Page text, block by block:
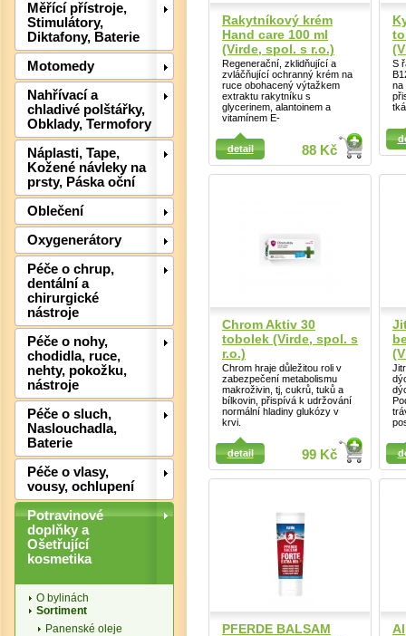
Měřící přístroje,
Stimulátory,
Diktafony, Baterie
Motomedy
Nahřívací a
chladivé polštářky,
Obklady, Termofory
Náplasti, Tape,
Kožené návleky na
prsty, Páska oční
Oblečení
Oxygenerátory
Péče o chrup,
dentální a
chirurgické
nástroje
Péče o nohy,
chodidla, ruce,
nehty, pokožku,
nástroje
Péče o sluch,
Naslouchadla,
Baterie
Péče o vlasy,
vousy, ochlupení
Potravinové
doplňky a
Ošetřující
kosmetika
O bylinách
Sortiment
Panenské oleje
Rakytníkový krém
Hand care 100 ml
(Virde, spol. s r.o.)
Regenerační, zklidňující a
zvláčňující ochranný krém na
ruce obohacený výtažkem
extraktu rakytníku s
glycerinem, alantoinem a
vitamínem E-
88 Kč
detail
S
na
Detail
Chrom Aktiv 30
tobolek (Virde, spol. s
r.o.)
Chrom hraje důležitou roli v
zabezpečení metabolismu
makroživin, tj, cukrů, tuků a
bílkovin, přispívá k udržování
normální hladiny glukózy v
krvi.
99 Kč
detail
Detail
PFERDE BALSAM